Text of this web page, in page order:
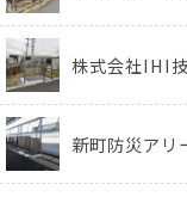
株式会社IHI
新町防災ア